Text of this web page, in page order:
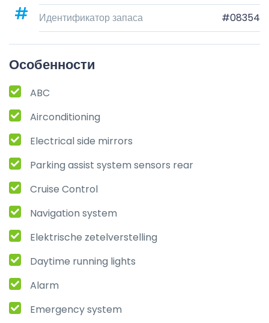
Идентификатор запаса
#08354
Особенности
ABC
Airconditioning
Electrical side mirrors
Parking assist system sensors rear
Cruise Control
Navigation system
Elektrische zetelverstelling
Daytime running lights
Alarm
Emergency system